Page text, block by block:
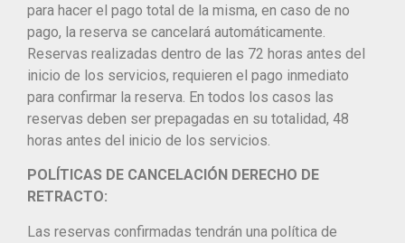
para hacer el pago total de la misma, en caso de no
pago, la reserva se cancelará automáticamente.
Reservas realizadas dentro de las 72 horas antes del
inicio de los servicios, requieren el pago inmediato
para confirmar la reserva. En todos los casos las
reservas deben ser prepagadas en su totalidad, 48
horas antes del inicio de los servicios.
POLÍTICAS DE CANCELACIÓN DERECHO DE
RETRACTO:
Las reservas confirmadas tendrán una política de